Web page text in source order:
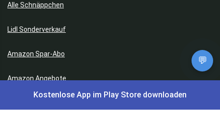
Alle Schnäppchen
Lidl Sonderverkauf
Amazon Spar-Abo
Amazon Angebote
💬
Kostenlose App im Play Store downloaden